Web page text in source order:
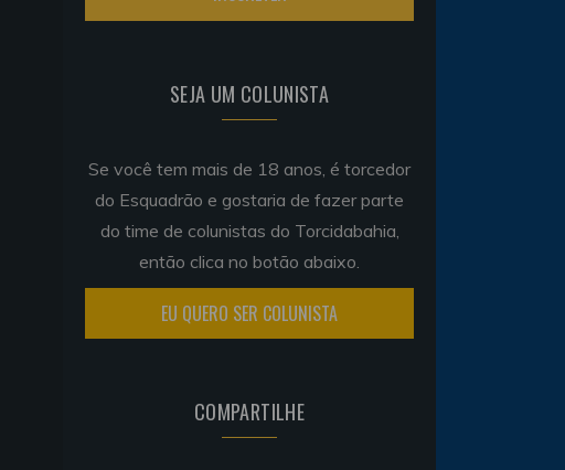
SEJA UM COLUNISTA
Se você tem mais de 18 anos, é torcedor
do Esquadrão e gostaria de fazer parte
do time de colunistas do Torcidabahia,
então clica no botão abaixo.
EU QUERO SER COLUNISTA
COMPARTILHE